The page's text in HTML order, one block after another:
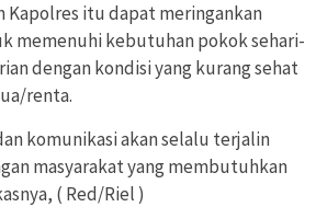
Kapolres itu dapat meringankan
memenuhi kebutuhan pokok sehari-
dengan kondisi yang kurang sehat
renta.
komunikasi akan selalu terjalin
masyarakat yang membutuhkan
( Red/Riel )